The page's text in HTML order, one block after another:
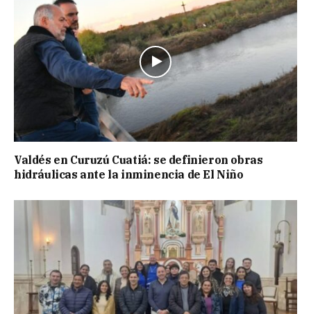
Valdés en Curuzú Cuatiá: se definieron obras
hidráulicas ante la inminencia de El Niño